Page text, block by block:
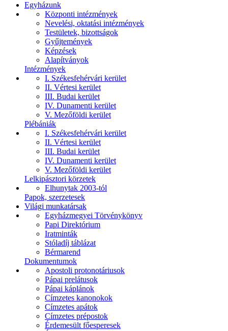
Egyházunk
Központi intézmények
Nevelési, oktatási intézmények
Testületek, bizottságok
Gyűjtemények
Képzések
Alapítványok
Intézmények
I. Székesfehérvári kerület
II. Vértesi kerület
III. Budai kerület
IV. Dunamenti kerület
V. Mezőföldi kerület
Plébániák
I. Székesfehérvári kerület
II. Vértesi kerület
III. Budai kerület
IV. Dunamenti kerület
V. Mezőföldi kerület
Lelkipásztori körzetek
Elhunytak 2003-tól
Papok, szerzetesek
Világi munkatársak
Egyházmegyei Törvénykönyv
Papi Direktórium
Iratminták
Stóladíj táblázat
Bérmarend
Dokumentumok
Apostoli protonotáriusok
Pápai prelátusok
Pápai káplánok
Címzetes kanonokok
Címzetes apátok
Címzetes prépostok
Érdemesült főesperesek